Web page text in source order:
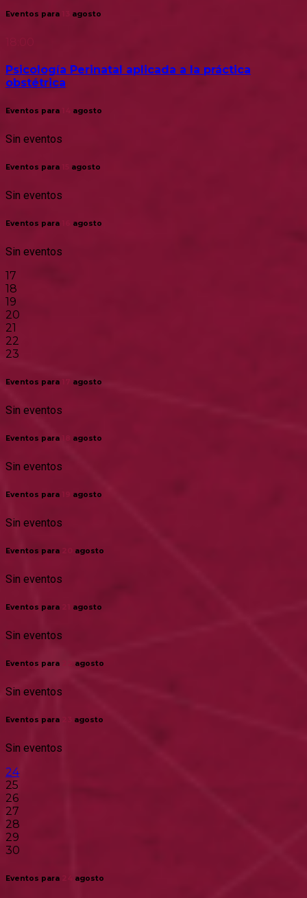
Eventos para agosto
Psicología Perinatal aplicada a la práctica
obstétrica
Eventos para agosto
Sin eventos
Eventos para agosto
Sin eventos
Eventos para agosto
Sin eventos
17
18
19
20
21
22
23
Eventos para agosto
Sin eventos
Eventos para agosto
Sin eventos
Eventos para agosto
Sin eventos
Eventos para agosto
Sin eventos
Eventos para agosto
Sin eventos
Eventos para agosto
Sin eventos
Eventos para agosto
Sin eventos
24
25
26
27
28
29
30
Eventos para agosto